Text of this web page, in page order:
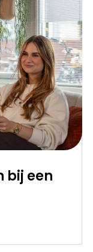
bij een